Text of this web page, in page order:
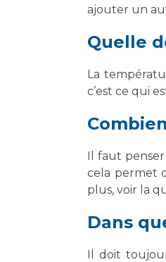
ajouter un
Quelle
La
c’est ce qui
Il faut
cela permet
plus, voir la
Dans
Il doit